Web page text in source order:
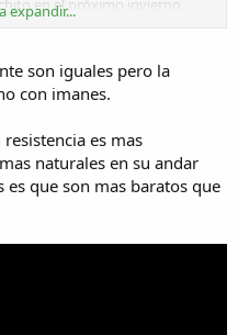
Ese esta bueno porque es
la misma.
expandir...
son iguales pero la
con imanes.
es mas
naturales en su andar
que son mas baratos que